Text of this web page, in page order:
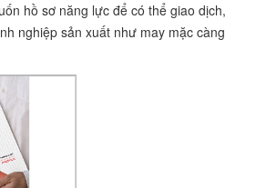
hồ sơ năng lực để có thể giao dịch,
nghiệp sản xuất như may mặc càng